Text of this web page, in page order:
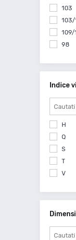
Lassa
Leao
103
103/
109/
98
Indice
H
Q
S
T
V